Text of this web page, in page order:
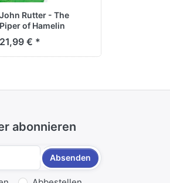
John Rutter - The
Piper of Hamelin
21,99 € *
abonnieren
Absenden